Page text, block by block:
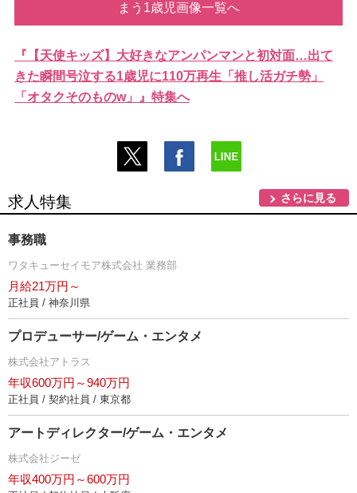
まう1歳児画像一覧へ
『【天使キッズ】大好きなアンパンマンと初対面…出て
きた瞬間号泣する1歳児に110万再生「推し活ガチ勢」
「オタクそのものw」』特集へ
求人特集 さらに見る
事務職
ワタキューセイモア株式会社 業務部
月給21万円～
正社員 / 神奈川県
プロデューサー/ゲーム・エンタメ
株式会社アトラス
年収600万円～940万円
正社員 / 契約社員 / 東京都
アートディレクター/ゲーム・エンタメ
株式会社ジーゼ
年収400万円～600万円